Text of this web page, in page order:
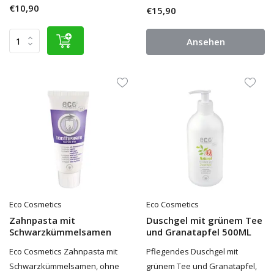
€10,90 €15,90
Ansehen
Eco Cosmetics
Zahnpasta mit
Schwarzkümmelsamen
Eco Cosmetics Zahnpasta mit
Schwarzkümmelsamen, ohne
Eco Cosmetics
Duschgel mit grünem Tee
und Granatapfel 500ML
Pflegendes Duschgel mit
grünem Tee und Granatapfel,